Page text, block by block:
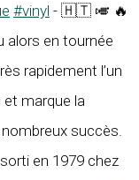
#vinyl - 🇭🇹 🎺 🔥
alors en tournée
rapidement l’un
marque la
succès.
en 1979 chez